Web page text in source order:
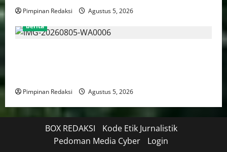
Pimpinan Redaksi
Agustus 5, 2026
berita
Pimpinan Redaksi Agustus 5, 2026
BOX REDAKSI
Kode Etik Jurnalistik
Pedoman Media Cyber
Login